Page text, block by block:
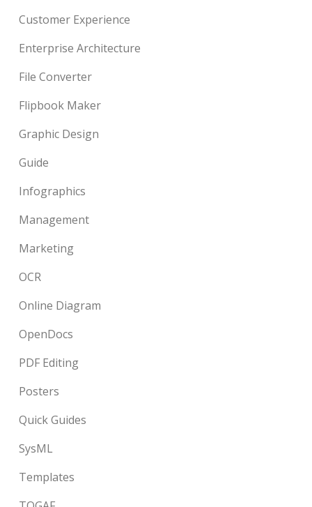
Customer Experience
Enterprise Architecture
File Converter
Flipbook Maker
Graphic Design
Guide
Infographics
Management
Marketing
OCR
Online Diagram
OpenDocs
PDF Editing
Posters
Quick Guides
SysML
Templates